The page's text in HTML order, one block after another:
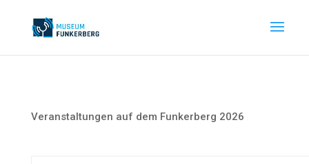
Veranstaltungen auf dem Funkerberg 2026